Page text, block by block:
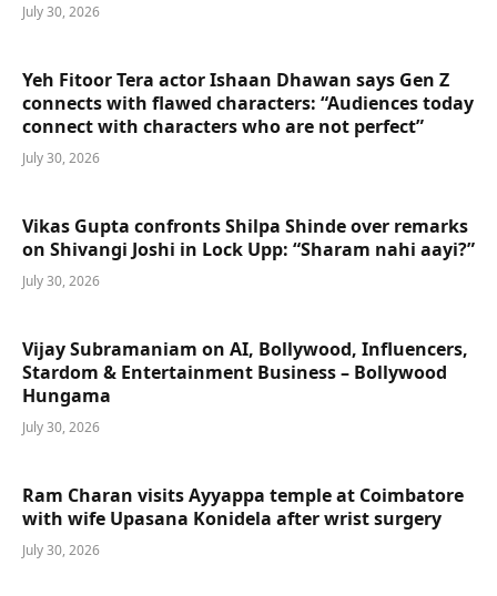
July 30, 2026
Yeh Fitoor Tera actor Ishaan Dhawan says Gen Z
connects with flawed characters: “Audiences today
connect with characters who are not perfect”
July 30, 2026
Vikas Gupta confronts Shilpa Shinde over remarks
on Shivangi Joshi in Lock Upp: “Sharam nahi aayi?”
July 30, 2026
Vijay Subramaniam on AI, Bollywood, Influencers,
Stardom & Entertainment Business – Bollywood
Hungama
July 30, 2026
Ram Charan visits Ayyappa temple at Coimbatore
with wife Upasana Konidela after wrist surgery
July 30, 2026